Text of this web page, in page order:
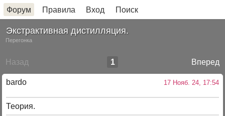
Форум Правила Вход Поиск
Экстрактивная дистилляция.
Перегонка
Назад Вперед
1
bardo 17 Нояб. 24, 17:54
Теория.